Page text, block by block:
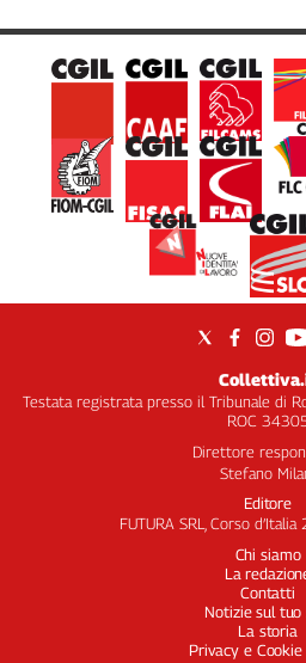
Testata registrata presso il Tribunale di
ROC
Direttore
Stefano
Editore
FUTURA SRL, Corso
Chi siamo
La
Contatti
Notizie sul tuo
La storia
Privacy e